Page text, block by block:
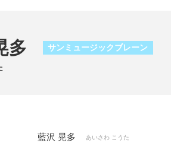
多 サンミュージックブレーン
藍沢 晃多 あいさわ こうた